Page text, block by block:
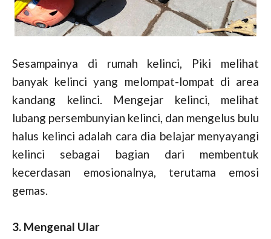
Sesampainya di rumah kelinci, Piki melihat
banyak kelinci yang melompat-lompat di area
kandang kelinci. Mengejar kelinci, melihat
lubang persembunyian kelinci, dan mengelus bulu
halus kelinci adalah cara dia belajar menyayangi
kelinci sebagai bagian dari membentuk
kecerdasan emosionalnya, terutama emosi
gemas.
3. Mengenal Ular